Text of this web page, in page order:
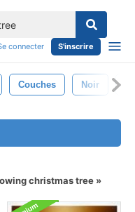
connecter S'inscrire
Couches Noir
christmas tree